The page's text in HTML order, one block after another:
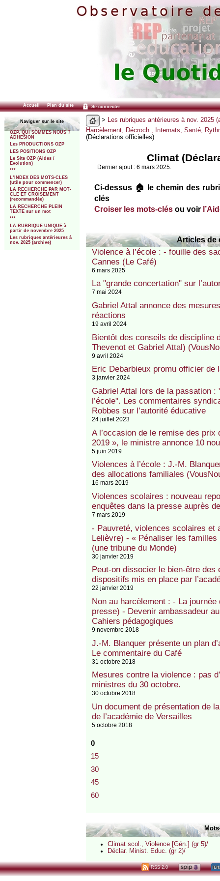
Accueil Plan du site Se connecter
Naviguer sur le site
OZP. QUI SOMMES NOUS ?
ADHESION
Les PRODUCTIONS OZP
LES POSITIONS OZP
Le Site OZP (Aides /
Evolution)
***
L’INDEX DES MOTS-CLES
(utile pour commencer)
LA RECHERCHE PAR MOT-
CLE ET CROISEMENT
(recommandée)
LA RECHERCHE PLEIN
TEXTE sur un mot
***
LA RUBRIQUE UNIQUE à
partir de novembre 2025
Les rubriques antérieures à
nov. 2025 (archive)
> Les rubriques antérieures à nov. 2025
Harcèlement, Décroch., Internats, Santé,
(Déclarations officielles)
Climat
Dernier ajout : 6 mars 2025.
Ci-dessus 🏠 le chemin des
clés
Croiser les mots-clés ou voir
Articles de
Violence à l’école : - fouille des
Cannes (Le Café)
6 mars 2025
La "grande concertation" sur
7 mai 2024
Gabriel Attal annonce des
réactions
19 avril 2024
Bientôt des conseils de discipline
Thevenot et Gabriel Attal)
9 avril 2024
Eric Debarbieux promu officier de
3 janvier 2024
Gabriel Attal lors de la passation :
l’école". Les commentaires
Robbes sur l’autorité éducative
24 juillet 2023
A l’occasion de le remise des
2019 », le ministre annonce 10
5 juin 2019
Violences à l’école : J.-M.
des allocations familiales
16 mars 2019
Violences scolaires : nouveau
enquêtes dans la presse auprès
7 mars 2019
- Pauvreté, violences scolaires et
Lelièvre) - « Pénaliser les
(une tribune du Monde)
30 janvier 2019
Peut-on dissocier le bien-être
dispositifs mis en place par
22 janvier 2019
Non au harcèlement : - La
presse) - Devenir ambassadeur
Cahiers pédagogiques
9 novembre 2018
J.-M. Blanquer présente un plan
Le commentaire du Café
31 octobre 2018
Mesures contre la violence : pas
ministres du 30 octobre.
30 octobre 2018
Un document de présentation de
de l’académie de Versailles
5 octobre 2018
0
15
30
45
60
Climat scol., Violence [Gén.] (gr 5)/
Déclar. Minist. Educ. (gr 2)/
RSS 2.0